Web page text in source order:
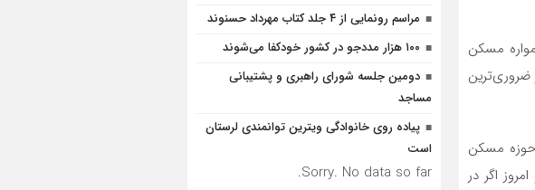
مسکن
ضروری‌ترین
حوزه مسکن
اگر در
مراسم رونمایی از ۴ جلد کتاب مهرداد حسنوند
۱۰۰ هزار مددجو در کشور خودکفا می‌شوند
دومین جلسه شورای راهبری و پشتیبانی
مساجد
پیاده روی خانوادگی ویترین توانمندی لرستان
است
Sorry. No data so far.